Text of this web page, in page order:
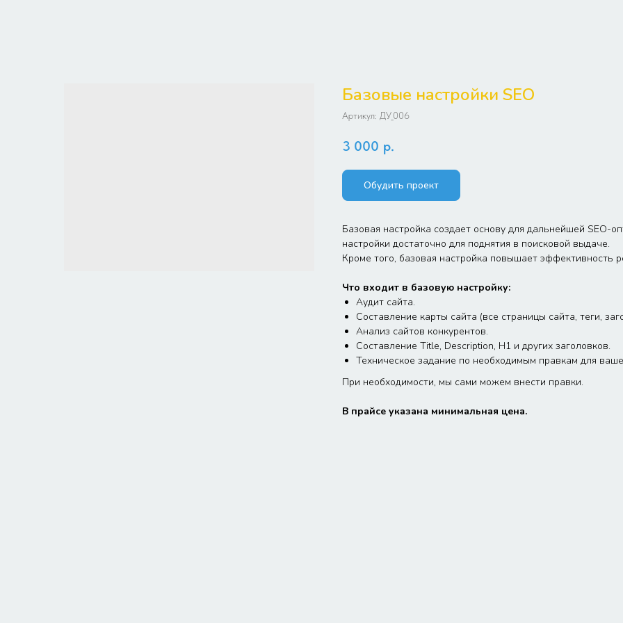
Базовые настройки SEO
Артикул: ДУ_006
3 000 р.
Обудить проект
Базовая настройка создает основу для дальнейшей SEO-
настройки достаточно для поднятия в поисковой выдаче.
Кроме того, базовая настройка повышает эффективность
Что входит в базовую настройку:
Аудит сайта.
Составление карты сайта (все страницы сайта, теги,
Анализ сайтов конкурентов.
Составление Title, Description, H1 и других заголовков.
Техническое задание по необходимым правкам для
При необходимости, мы сами можем внести правки.
В прайсе указана минимальная цена.